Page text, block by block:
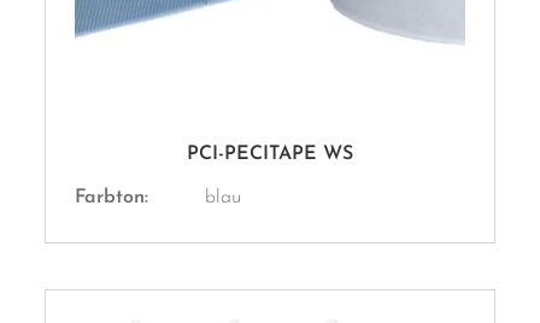
PCI-PECITAPE WS
Farbton: blau